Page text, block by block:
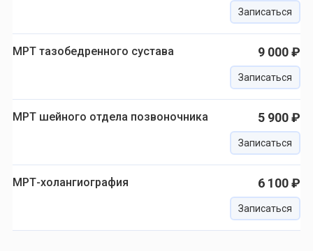
Записаться
МРТ тазобедренного сустава 9 000 ₽
Записаться
МРТ шейного отдела позвоночника 5 900 ₽
Записаться
МРТ-холангиография 6 100 ₽
Записаться